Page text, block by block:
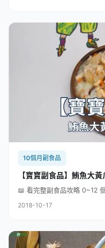
10個月副食品
【寶寶副食品】鮪魚大
📖 看完整副食品攻略 0~12
2018-10-17